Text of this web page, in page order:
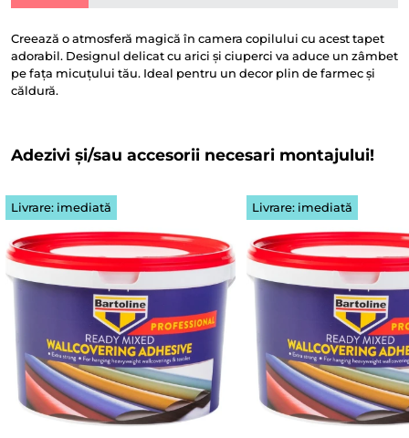
Creează o atmosferă magică în camera copilului cu acest tapet
adorabil. Designul delicat cu arici și ciuperci va aduce un zâmbet
pe fața micuțului tău. Ideal pentru un decor plin de farmec și
căldură.
Adezivi și/sau accesorii necesari montajului!
Livrare: imediată Livrare: imediată